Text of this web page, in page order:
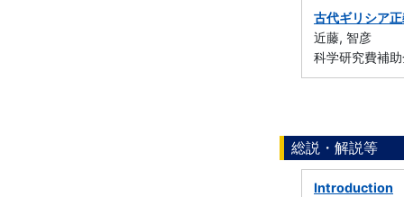
古代ギリシア
近藤, 智彦
科学研究費補
総説・解説等
Introduction